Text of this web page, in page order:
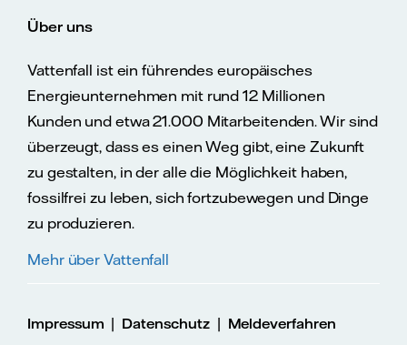
Über uns
Vattenfall ist ein führendes europäisches
Energieunternehmen mit rund 12 Millionen
Kunden und etwa 21.000 Mitarbeitenden. Wir sind
überzeugt, dass es einen Weg gibt, eine Zukunft
zu gestalten, in der alle die Möglichkeit haben,
fossilfrei zu leben, sich fortzubewegen und Dinge
zu produzieren.
Mehr über Vattenfall
Impressum | Datenschutz| Meldeverfahren